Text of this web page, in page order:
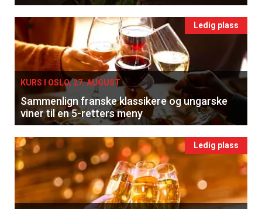
Ledig plass
KURS I OSLO, 27. AUGUST
Sammenlign franske klassikere og ungarske
viner til en 5-retters meny
Ledig plass